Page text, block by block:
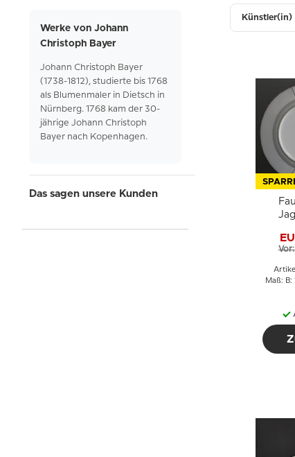
Werke von Johann
Christoph Bayer
Johann Christoph Bayer
(1738-1812), studierte bis 1768
als Blumenmaler in Dietsch in
Nürnberg. 1768 kam der 30-
jährige Johann Christoph
Bayer nach Kopenhagen.
Das sagen unsere Kunden
Künstler(in)
Vor:
Maß: